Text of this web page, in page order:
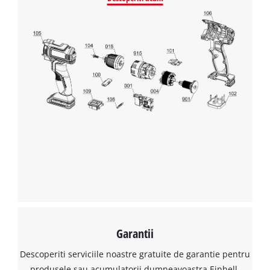
to trackers that are not disclosed to the
the site with their CMP to add this content
to the list of technologies used.
Garantii
Descoperiti serviciile noastre gratuite de garantie pentru